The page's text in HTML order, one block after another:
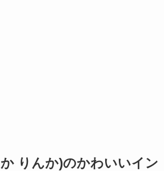
りんか)のかわいいイン